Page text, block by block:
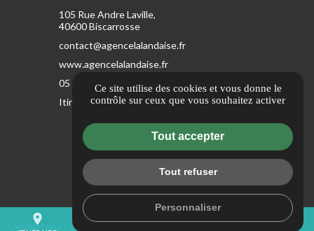
place account_circle mail call
105 Rue Andre Laville,
40600 Biscarrosse
contact@agencelalandaise.fr
www.agencelalandaise.fr
05 67 80 57 65
Itinéraire
ESPACE CLIENT
Gestion des cookies
Ce site utilise des cookies et vous donne le
contrôle sur ceux que vous souhaitez activer
Tout accepter
Tout refuser
Personnaliser